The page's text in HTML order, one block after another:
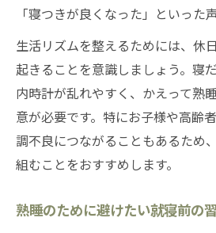
朝まで熟睡するための照
ト
熟睡を妨げない寝具選び
快適な熟睡を支える寝
熟睡を目指すなら専門医選
熟睡の悩みは睡眠外来
千葉県の熟睡専門医を見
熟睡できない原因を専門
「寝つきが良くなった」といった
生活リズムを整えるためには、休
起きることを意識しましょう。寝
内時計が乱れやすく、かえって熟
意が必要です。特にお子様や高齢
調不良につながることもあるため
組むことをおすすめします。
熟睡のために避けたい就寝前の